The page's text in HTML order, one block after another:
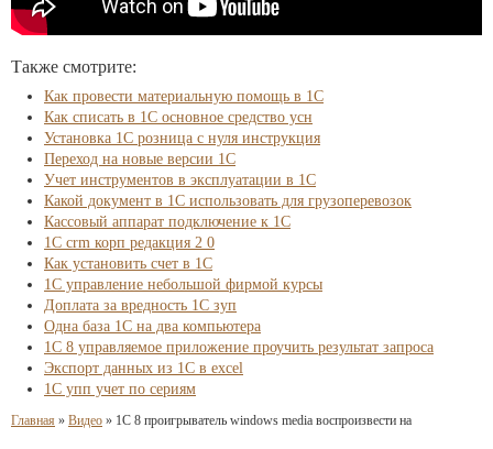
Также смотрите:
Как провести материальную помощь в 1С
Как списать в 1С основное средство усн
Установка 1С розница с нуля инструкция
Переход на новые версии 1С
Учет инструментов в эксплуатации в 1С
Какой документ в 1С использовать для грузоперевозок
Кассовый аппарат подключение к 1С
1С crm корп редакция 2 0
Как установить счет в 1С
1С управление небольшой фирмой курсы
Доплата за вредность 1С зуп
Одна база 1С на два компьютера
1С 8 управляемое приложение проучить результат запроса
Экспорт данных из 1С в excel
1С упп учет по сериям
Главная » Видео » 1С 8 проигрыватель windows media воспроизвести на